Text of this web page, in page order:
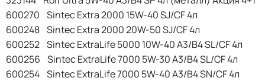
600270 Sintec Extra 2000 15W-40 SJ/CF 4л
600248 Sintec Extra 2000 20W-50 SJ/CF 4л
600252 Sintec ExtraLife 5000 10W-40 A3/B4 SL/CF 4л
600256 Sintec ExtraLife 7000 5W-30 A3/B4 SL/CF 4л
600254 Sintec ExtraLife 7000 5W-40 A3/B4 SN/CF 4л